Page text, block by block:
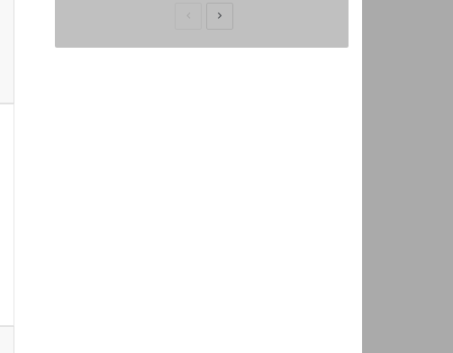
ПопередняНаступна